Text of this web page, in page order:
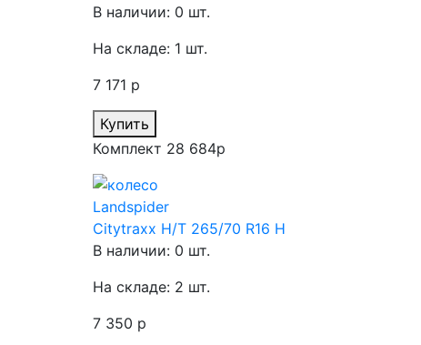
В наличии: 0 шт.
На складе: 1 шт.
7 171 р
Купить
Комплект 28 684р
Landspider
Citytraxx H/T 265/70 R16 H
В наличии: 0 шт.
На складе: 2 шт.
7 350 р